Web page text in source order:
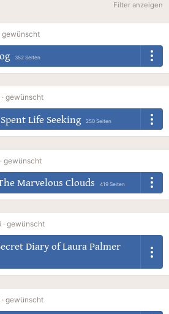
Filter anzeigen
gewünscht
352 Seiten
gewünscht
Life Seeking 250 Seiten
gewünscht
Marvelous Clouds 419 Seiten
gewünscht
Diary of Laura Palmer
gewünscht